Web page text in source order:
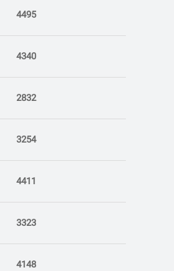
4495
4340
2832
3254
4411
3323
4148